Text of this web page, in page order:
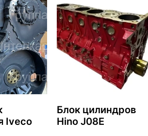
Iveco
Блок цилиндров
Hino J08E